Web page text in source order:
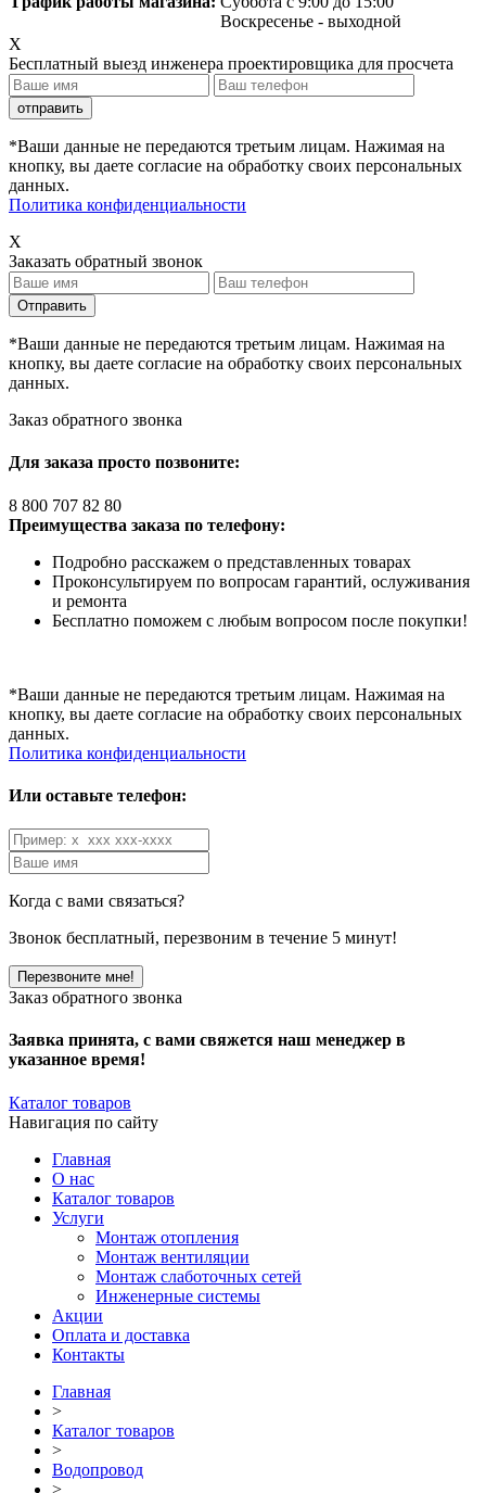
Воскресенье - выходной
X
Бесплатный выезд инженера проектировщика для просчета
*Ваши данные не передаются третьим лицам. Нажимая на
кнопку, вы даете согласие на обработку своих персональных
данных.
Политика конфиденциальности
X
Заказать обратный звонок
*Ваши данные не передаются третьим лицам. Нажимая на
кнопку, вы даете согласие на обработку своих персональных
данных.
Заказ обратного звонка
Для заказа просто позвоните:
8 800 707 82 80
Преимущества заказа по телефону:
Подробно расскажем о представленных товарах
Проконсультируем по вопросам гарантий, ослуживания
и ремонта
Бесплатно поможем с любым вопросом после покупки!
*Ваши данные не передаются третьим лицам. Нажимая на
кнопку, вы даете согласие на обработку своих персональных
данных.
Политика конфиденциальности
Или оставьте телефон:
Когда с вами связаться?
Звонок бесплатный, перезвоним в течение 5 минут!
Заказ обратного звонка
Заявка принята, с вами свяжется наш менеджер в
указанное время!
Каталог товаров
Навигация по сайту
Главная
О нас
Каталог товаров
Услуги
Монтаж отопления
Монтаж вентиляции
Монтаж слаботочных сетей
Инженерные системы
Акции
Оплата и доставка
Контакты
Главная
>
Каталог товаров
>
Водопровод
>